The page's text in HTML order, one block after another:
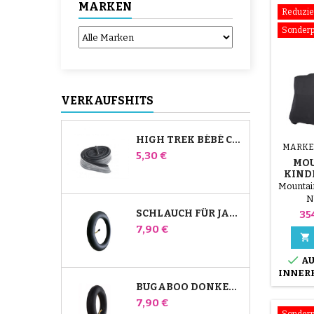
MARKEN
VERKAUFSHITS
HIGH TREK BÉBÉ CONFORT SCHLAUCH
Preis
5,30 €
SCHLAUCH FÜR JANÉ SLALOM PRO UND POWERTWIN KINDERWAGEN
Preis
7,90 €
BUGABOO DONKEY KINDERWAGEN FRONT INNENROHR
Preis
7,90 €
von
zwei
und
und
die

